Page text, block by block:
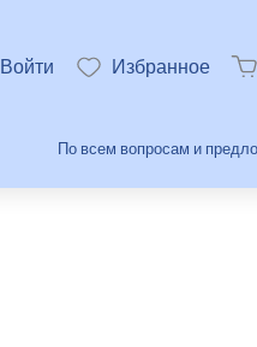
Войти Избранное
По всем вопросам и